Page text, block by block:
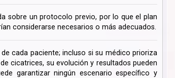
sobre un protocolo previo, por lo que el plan
considerarse necesarios o más adecuados.
cada paciente; incluso si su médico prioriza
cicatrices, su evolución y resultados pueden
garantizar ningún escenario específico y